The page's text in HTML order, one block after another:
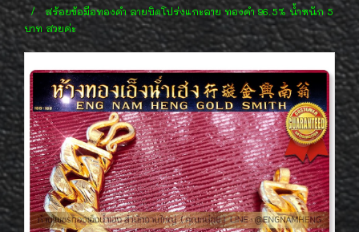
สร้อยข้อมือทองคำ ลายบิดโปร่งแกะลาย ทองคำ 96.5% น้ำหนัก 5
บาท สวยค่ะ